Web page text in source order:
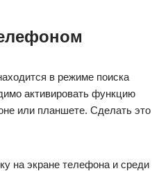
в режиме поиска
активировать функцию
или планшете. Сделать это
на экране телефона и среди